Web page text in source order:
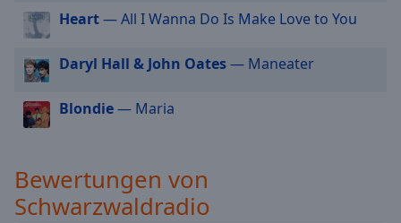
Opacity
Text
Background
Color
Caption
Heart— All I Wanna Do Is Make Love to You
Daryl Hall & John Oates— Maneater
Blondie— Maria
Bewertungen von
Schwarzwaldradio